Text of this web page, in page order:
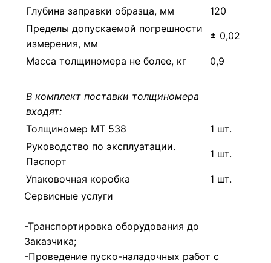
Глубина заправки образца, мм
120
Пределы допускаемой погрешности
измерения, мм
± 0,02
Масса толщиномера не более, кг 0,9
В комплект поставки толщиномера
входят:
Толщиномер МТ 538
1 шт.
Руководство по эксплуатации.
Паспорт
1 шт.
Упаковочная коробка
1 шт.
Сервисные услуги
-Транспортировка оборудования до
Заказчика;
-Проведение пуско-наладочных работ с